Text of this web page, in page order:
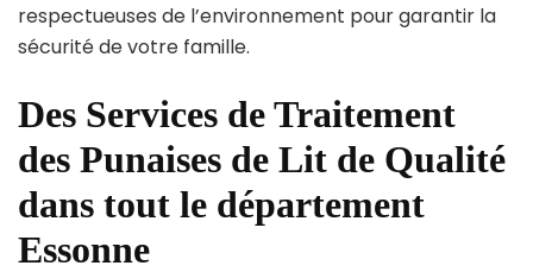
respectueuses de l’environnement pour garantir la
sécurité de votre famille.
Des Services de Traitement
des Punaises de Lit de Qualité
dans tout le département
Essonne